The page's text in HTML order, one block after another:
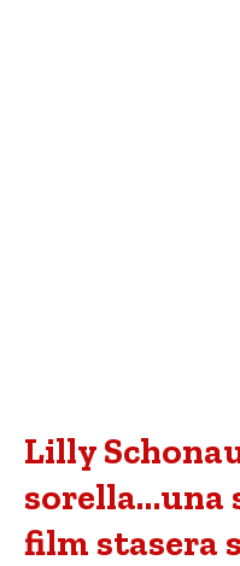
Lilly
sorella…una
film stasera